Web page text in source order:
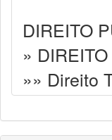
DIREITO
»
»» Direito